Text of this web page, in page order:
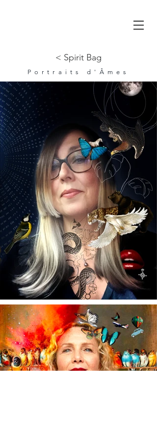
< Spirit Bag
Portraits d'Âmes